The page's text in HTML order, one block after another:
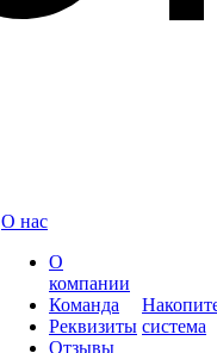
О нас
О
компании
Команда
Реквизиты
Отзывы
система